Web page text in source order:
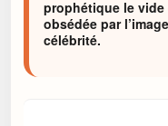
prophétique le
obsédée par
célébrité.